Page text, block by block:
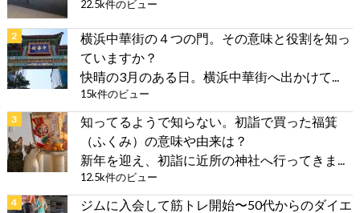
22.5k件のビュー
横浜中華街の４つの門。その意味と役割を知っ
ていますか？
快晴の3月のある日。横浜中華街へ出かけて...
15k件のビュー
知ってるようで知らない。初詣で買った福箕
（ふくみ）の意味や由来は？
新年を迎え、初詣に近所の神社へ行ってきま...
12.5k件のビュー
ジムに入会して筋トレ開始〜50代からのダイエ